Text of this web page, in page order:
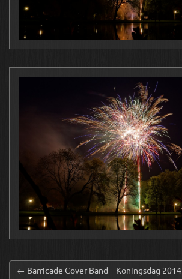
← Barricade Cover Band – Koningsdag 2014